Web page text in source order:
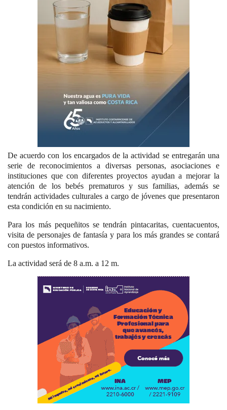
De acuerdo con los encargados de la actividad se entregarán una
serie de reconocimientos a diversas personas, asociaciones e
instituciones que con diferentes proyectos ayudan a mejorar la
atención de los bebés prematuros y sus familias, además se
tendrán actividades culturales a cargo de jóvenes que presentaron
esta condición en su nacimiento.
Para los más pequeñitos se tendrán pintacaritas, cuentacuentos,
visita de personajes de fantasía y para los más grandes se contará
con puestos informativos.
La actividad será de 8 a.m. a 12 m.